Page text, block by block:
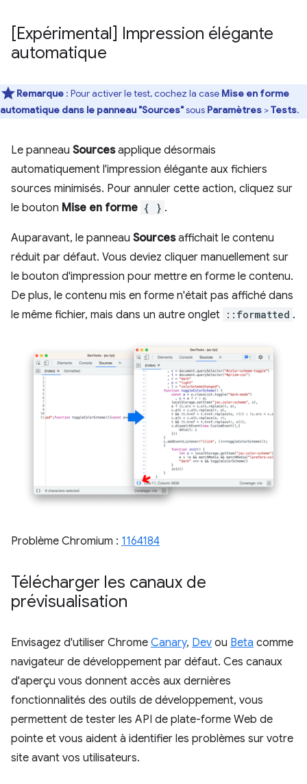
[Expérimental] Impression élégante
automatique
Remarque : Pour activer le test, cochez la case Mise en forme
automatique dans le panneau "Sources"sous Paramètres >Tests.
Le panneau Sourcesapplique désormais
automatiquement l'impression élégante aux fichiers
sources minimisés. Pour annuler cette action, cliquez sur
le bouton Mise en forme { } .
Auparavant, le panneau Sourcesaffichait le contenu
réduit par défaut. Vous deviez cliquer manuellement sur
le bouton d'impression pour mettre en forme le contenu.
De plus, le contenu mis en forme n'était pas affiché dans
le même fichier, mais dans un autre onglet ::formatted .
Problème Chromium : 1164184
Télécharger les canaux de
prévisualisation
Envisagez d'utiliser Chrome Canary, Dev ou Beta comme
navigateur de développement par défaut. Ces canaux
d'aperçu vous donnent accès aux dernières
fonctionnalités des outils de développement, vous
permettent de tester les API de plate-forme Web de
pointe et vous aident à identifier les problèmes sur votre
site avant vos utilisateurs.